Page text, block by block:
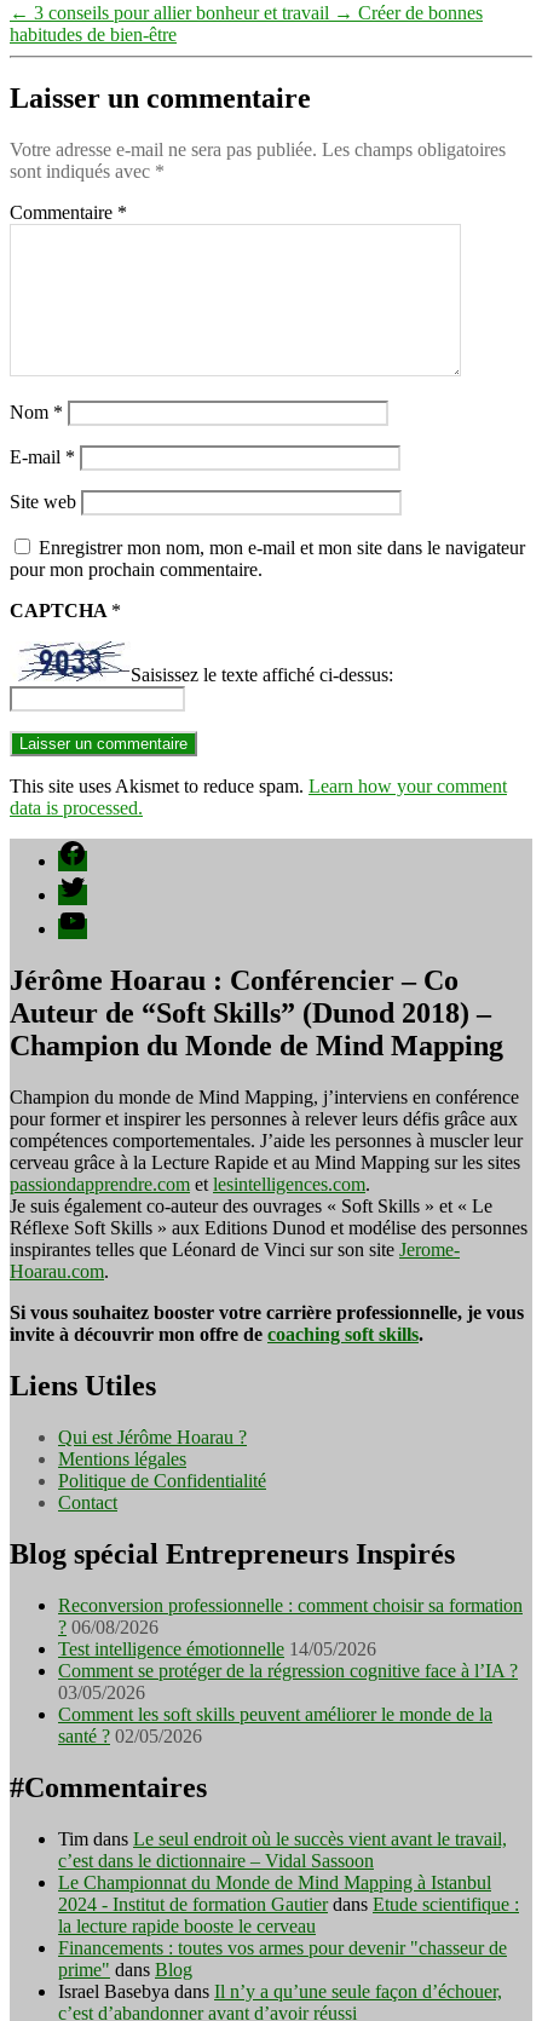
← 3 conseils pour allier bonheur et travail → Créer de bonnes
habitudes de bien-être
Laisser un commentaire
Votre adresse e-mail ne sera pas publiée. Les champs obligatoires
sont indiqués avec *
Commentaire *
Nom *
E-mail *
Site web
Enregistrer mon nom, mon e-mail et mon site dans le navigateur
pour mon prochain commentaire.
CAPTCHA *
Saisissez le texte affiché ci-dessus:
This site uses Akismet to reduce spam. Learn how your comment
data is processed.
Facebook
Twitter
YouTube
Jérôme Hoarau : Conférencier – Co
Auteur de “Soft Skills” (Dunod 2018) –
Champion du Monde de Mind Mapping
Champion du monde de Mind Mapping, j’interviens en conférence
pour former et inspirer les personnes à relever leurs défis grâce aux
compétences comportementales. J’aide les personnes à muscler leur
cerveau grâce à la Lecture Rapide et au Mind Mapping sur les sites
passiondapprendre.com et lesintelligences.com.
Je suis également co-auteur des ouvrages « Soft Skills » et « Le
Réflexe Soft Skills » aux Editions Dunod et modélise des personnes
inspirantes telles que Léonard de Vinci sur son site Jerome-
Hoarau.com.
Si vous souhaitez booster votre carrière professionnelle, je vous
invite à découvrir mon offre de coaching soft skills.
Liens Utiles
Qui est Jérôme Hoarau ?
Mentions légales
Politique de Confidentialité
Contact
Blog spécial Entrepreneurs Inspirés
Reconversion professionnelle : comment choisir sa formation
? 06/08/2026
Test intelligence émotionnelle 14/05/2026
Comment se protéger de la régression cognitive face à l’IA ?
03/05/2026
Comment les soft skills peuvent améliorer le monde de la
santé ? 02/05/2026
#Commentaires
Tim dans Le seul endroit où le succès vient avant le travail,
c’est dans le dictionnaire – Vidal Sassoon
Le Championnat du Monde de Mind Mapping à Istanbul
2024 - Institut de formation Gautierdans Etude scientifique :
la lecture rapide booste le cerveau
Financements : toutes vos armes pour devenir "chasseur de
prime" dans Blog
Israel Basebya dans Il n’y a qu’une seule façon d’échouer,
c’est d’abandonner avant d’avoir réussi